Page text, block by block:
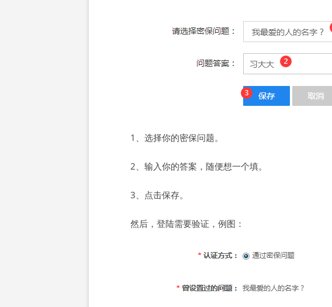
1、选择你的密保问题。
2、输入你的答案，随便想一个填。
3、点击保存。
然后，登陆需要验证，例图：